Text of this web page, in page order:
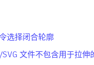
选择闭合轮廓
文件不包含用于拉伸